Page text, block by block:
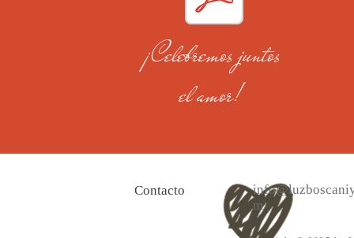
¡Celebremos juntos
el amor!
Contacto
m